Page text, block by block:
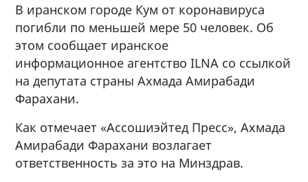
В иранском городе Кум от коронавируса
погибли по меньшей мере 50 человек. Об
этом сообщает иранское
информационное агентство ILNA со ссылкой
на депутата страны Ахмада Амирабади
Фарахани.
Как отмечает «Ассошиэйтед Пресс», Ахмада
Амирабади Фарахани возлагает
ответственность за это на Минздрав.